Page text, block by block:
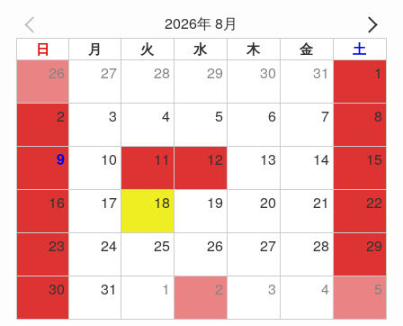
2026年 8月
日 月 火 水 木 金 土
26 27 28 29 30 31
1
2
3 4 5 6 7 8
9 10 11 12 13 14
15
16
17 18 19 20 21
22
23
24 25 26 27 28
29
30
31 1 2 3 4 5